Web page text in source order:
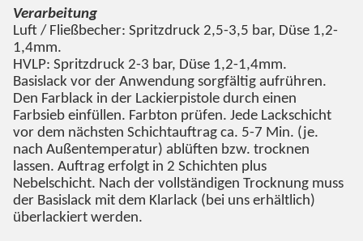
Verarbeitung
Luft / Fließbecher: Spritzdruck 2,5-3,5 bar, Düse 1,2-
1,4mm.
HVLP: Spritzdruck 2-3 bar, Düse 1,2-1,4mm.
Basislack vor der Anwendung sorgfältig aufrühren.
Den Farblack in der Lackierpistole durch einen
Farbsieb einfüllen. Farbton prüfen. Jede Lackschicht
vor dem nächsten Schichtauftrag ca. 5-7 Min. (je.
nach Außentemperatur) ablüften bzw. trocknen
lassen. Auftrag erfolgt in 2 Schichten plus
Nebelschicht. Nach der vollständigen Trocknung muss
der Basislack mit dem Klarlack (bei uns erhältlich)
überlackiert werden.